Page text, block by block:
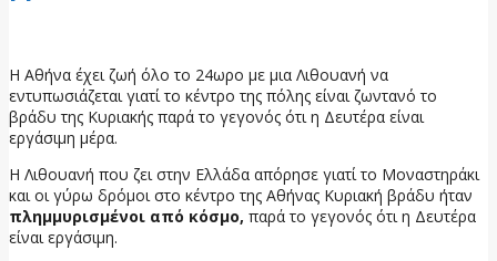
Η Αθήνα έχει ζωή όλο το 24ωρο με μια Λιθουανή να
εντυπωσιάζεται γιατί το κέντρο της πόλης είναι ζωντανό το
βράδυ της Κυριακής παρά το γεγονός ότι η Δευτέρα είναι
εργάσιμη μέρα.
Η Λιθουανή που ζει στην Ελλάδα απόρησε γιατί το Μοναστηράκι
και οι γύρω δρόμοι στο κέντρο της Αθήνας Κυριακή βράδυ ήταν
πλημμυρισμένοι από κόσμο, παρά το γεγονός ότι η Δευτέρα
είναι εργάσιμη.